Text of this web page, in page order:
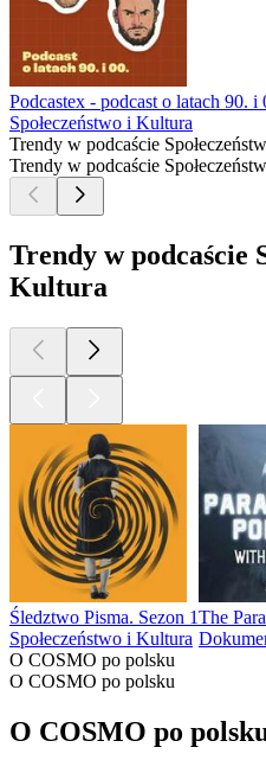
Podcastex - podcast o latach 90. i
Społeczeństwo i Kultura
Trendy w podcaście
Trendy w podcaście
Trendy w podcaście
Kultura
Śledztwo Pisma. Sezon 1
Społeczeństwo i Kultura
The
O COSMO po polsku
O COSMO po polsku
O COSMO po